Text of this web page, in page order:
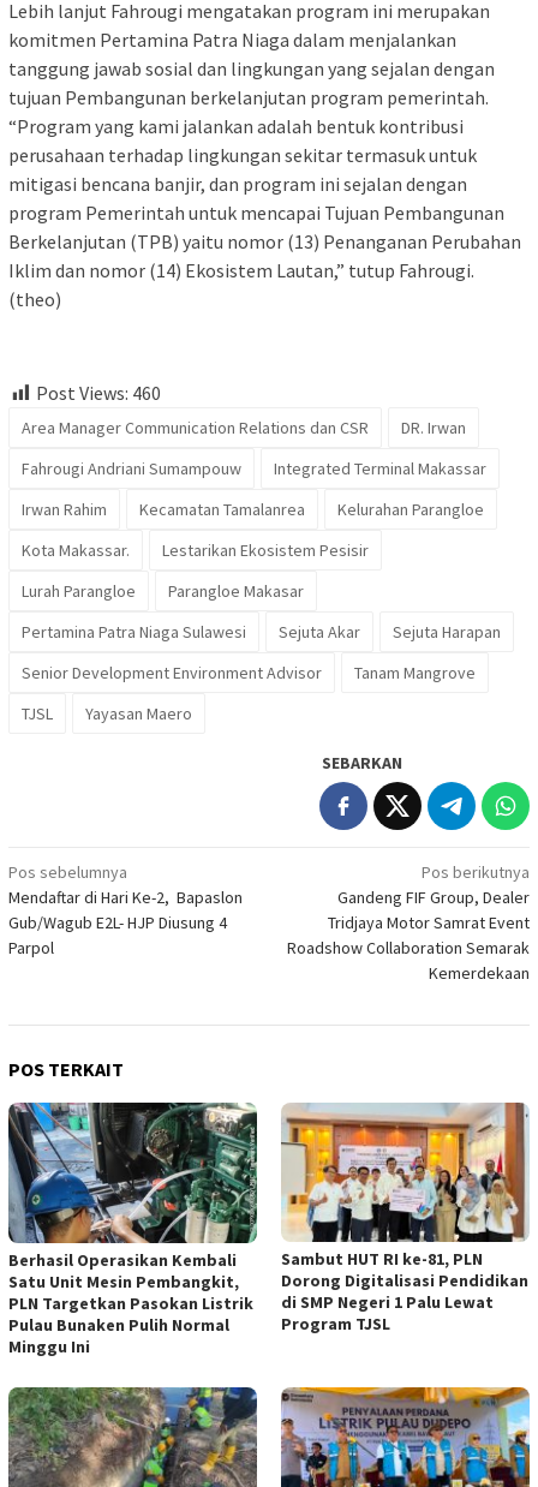
Lebih lanjut Fahrougi mengatakan program ini merupakan
komitmen Pertamina Patra Niaga dalam menjalankan
tanggung jawab sosial dan lingkungan yang sejalan dengan
tujuan Pembangunan berkelanjutan program pemerintah.
“Program yang kami jalankan adalah bentuk kontribusi
perusahaan terhadap lingkungan sekitar termasuk untuk
mitigasi bencana banjir, dan program ini sejalan dengan
program Pemerintah untuk mencapai Tujuan Pembangunan
Berkelanjutan (TPB) yaitu nomor (13) Penanganan Perubahan
Iklim dan nomor (14) Ekosistem Lautan,” tutup Fahrougi.
(theo)
Post Views: 460
Area Manager Communication Relations dan CSR
DR. Irwan
Fahrougi Andriani Sumampouw
Integrated Terminal Makassar
Irwan Rahim
Kecamatan Tamalanrea
Kelurahan Parangloe
Kota Makassar.
Lestarikan Ekosistem Pesisir
Lurah Parangloe
Parangloe Makasar
Pertamina Patra Niaga Sulawesi
Sejuta Akar
Sejuta Harapan
Senior Development Environment Advisor
Tanam Mangrove
TJSL
Yayasan Maero
SEBARKAN
Navigasi
pos
Pos sebelumnya
Mendaftar di Hari Ke-2, Bapaslon
Gub/Wagub E2L- HJP Diusung 4
Parpol
Pos berikutnya
Gandeng FIF Group, Dealer
Tridjaya Motor Samrat Event
Roadshow Collaboration Semarak
Kemerdekaan
POS TERKAIT
Berhasil Operasikan Kembali
Satu Unit Mesin Pembangkit,
PLN Targetkan Pasokan Listrik
Pulau Bunaken Pulih Normal
Minggu Ini
Sambut HUT RI ke-81, PLN
Dorong Digitalisasi Pendidikan
di SMP Negeri 1 Palu Lewat
Program TJSL